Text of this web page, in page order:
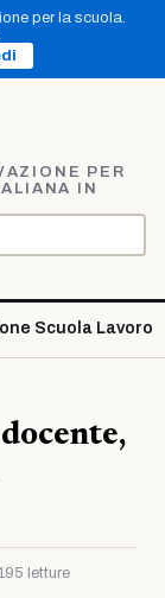
per la scuola.
PER
IN
Scuola Lavoro
letture